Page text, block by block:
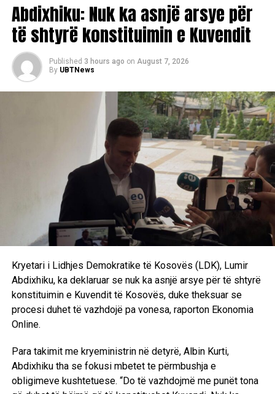
“Qëllimi i LDK ka qenë të gjendet zgjidhja, jo të merremi
kush kë po e mund, po e mashtron, po e vonon. Në këtë
pikë me keqardhje them se jemi në rrugë që nuk jep
zgjidhje afatgjate”, u shpreh ai.
Lideri i LDK-së bëri me dije se partia e tij ka kërkuar që ta
propozojë emrin për postin e presidentit.
“Është çështja e presidentit. LDK ka kërkuar që presidenti
të propozohet nga LDK, natyrisht që emrat të diskutohen
me partnerët dhe në këtë pikë nuk kemi pasur dakordancë.
Oferta e dhjetorit që LDK të merr jo kryetarit e Kuvendit,
por zvkryeministrin dhe disa ministri nuk është e
mjaftueshme, nuk është e dinjitetshme as për të dhënë
zgjidhje për krizën që jemi. Nuk mund ta pranojmë si të
tillë, nëse e doni LDK-në në qeverisje atëherë LDK duhet
të jetë e përfaqësuar”, deklaroi Abdixhiku. /Ekonomia
Abdixhiku: Nuk ka asnjë arsye për
të shtyrë konstituimin e Kuvendit
Published 3 hours ago on August 7, 2026
By UBTNews
Kryetari i Lidhjes Demokratike të Kosovës (LDK), Lumir
Abdixhiku, ka deklaruar se nuk ka asnjë arsye për të shtyrë
konstituimin e Kuvendit të Kosovës, duke theksuar se
procesi duhet të vazhdojë pa vonesa, raporton Ekonomia
Online.
Para takimit me kryeministrin në detyrë, Albin Kurti,
Abdixhiku tha se fokusi mbetet te përmbushja e
obligimeve kushtetuese. “Do të vazhdojmë me punët tona